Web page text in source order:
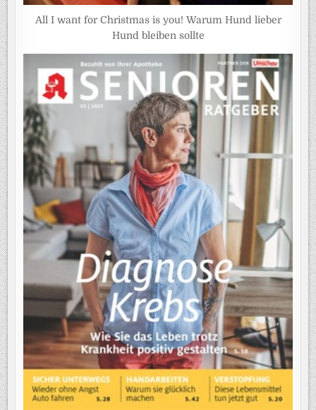
All I want for Christmas is you! Warum Hund lieber
Hund bleiben sollte